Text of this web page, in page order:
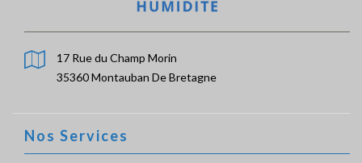
17 Rue du Champ Morin
35360 Montauban De Bretagne
Nos Services